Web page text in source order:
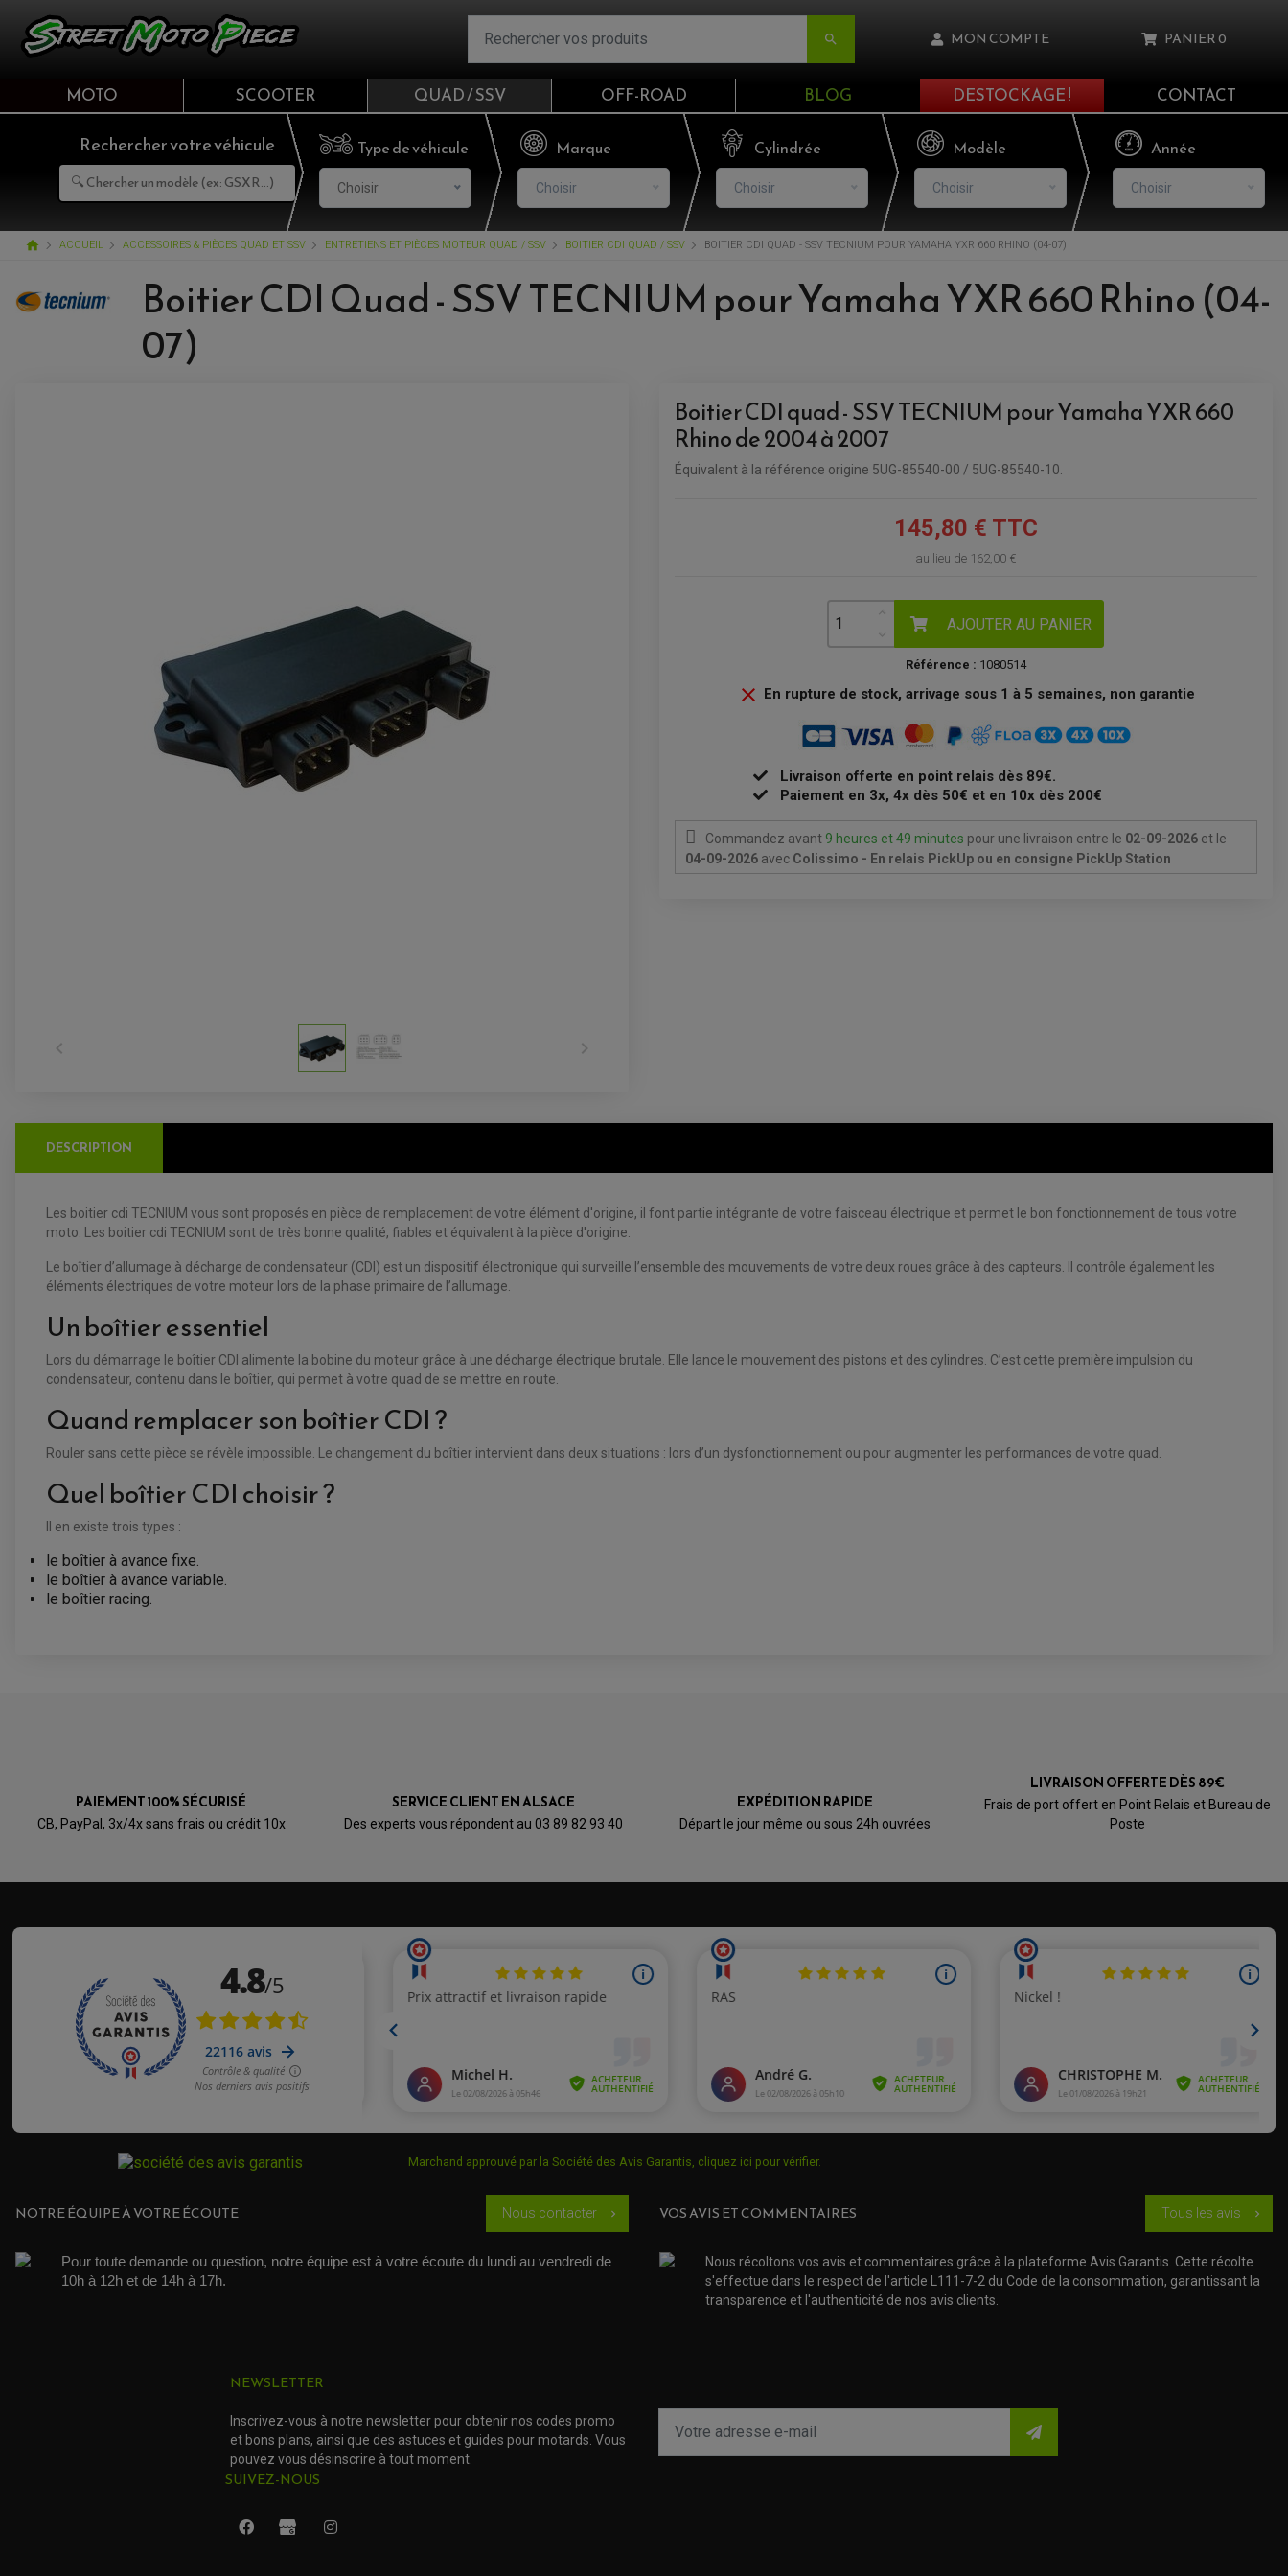
 MON COMPTE
Email
Mot de passe
CONNEXION
PANIER0
Il n'y a aucun produit dans votre panier
VOIR LE PANIER
MOTO SCOOTER QUAD / SSV OFF-ROAD BLOG DESTOCKAGE ! CONTACT
Rechercher votre véhicule Type de véhicule
Choisir
Marque
Choisir
Cylindrée
Choisir
Modèle
Choisir
Année
Choisir
home ACCUEIL ACCESSOIRES & PIÈCES QUAD ET SSV ENTRETIENS ET PIÈCES MOTEUR QUAD / SSV BOITIER CDI QUAD / SSV BOITIER CDI QUAD - SSV TECNIUM POUR YAMAHA YXR 660 RHINO (04-07)
Boitier CDI Quad - SSV TECNIUM pour Yamaha YXR 660 Rhino (04-
07)
 
Boitier CDI quad - SSV TECNIUM pour Yamaha YXR 660
Rhino de 2004 à 2007
Équivalent à la référence origine 5UG-85540-00 / 5UG-85540-10.
145,80 € TTC
au lieu de 162,00 €
AJOUTER AU PANIER
Référence : 1080514
 En rupture de stock, arrivage sous 1 à 5 semaines, non garantie
Livraison offerte en point relais dès 89€.
Paiement en 3x, 4x dès 50€ et en 10x dès 200€
Commandez avant 9 heures et 49 minutes pour une livraison entre le 02-09-2026 et le
04-09-2026 avec Colissimo - En relais PickUp ou en consigne PickUp Station
DESCRIPTION
Les boitier cdi TECNIUM vous sont proposés en pièce de remplacement de votre élément d'origine, il font partie intégrante de votre faisceau électrique et permet le bon fonctionnement de tous votre
moto. Les boitier cdi TECNIUM sont de très bonne qualité, fiables et équivalent à la pièce d'origine.
Le boîtier d’allumage à décharge de condensateur (CDI) est un dispositif électronique qui surveille l’ensemble des mouvements de votre deux roues grâce à des capteurs. Il contrôle également les
éléments électriques de votre moteur lors de la phase primaire de l’allumage.
Un boîtier essentiel
Lors du démarrage le boîtier CDI alimente la bobine du moteur grâce à une décharge électrique brutale. Elle lance le mouvement des pistons et des cylindres. C’est cette première impulsion du
condensateur, contenu dans le boîtier, qui permet à votre quad de se mettre en route.
Quand remplacer son boîtier CDI ?
Rouler sans cette pièce se révèle impossible. Le changement du boîtier intervient dans deux situations : lors d’un dysfonctionnement ou pour augmenter les performances de votre quad.
Quel boîtier CDI choisir ?
Il en existe trois types :
le boîtier à avance fixe.
le boîtier à avance variable.
le boîtier racing.
PAIEMENT 100% SÉCURISÉ
CB, PayPal, 3x/4x sans frais ou crédit 10x
SERVICE CLIENT EN ALSACE
Des experts vous répondent au 03 89 82 93 40
EXPÉDITION RAPIDE
Départ le jour même ou sous 24h ouvrées
LIVRAISON OFFERTE DÈS 89€
Frais de port offert en Point Relais et Bureau de
Poste
Marchand approuvé par la Société des Avis Garantis, cliquez ici pour vérifier.
NOTRE ÉQUIPE À VOTRE ÉCOUTE Nous contacter chevron_right
Pour toute demande ou question, notre équipe est à votre écoute du lundi au vendredi de
10h à 12h et de 14h à 17h.
VOS AVIS ET COMMENTAIRES Tous les avis chevron_right
Nous récoltons vos avis et commentaires grâce à la plateforme Avis Garantis. Cette récolte
s'effectue dans le respect de l'article L111-7-2 du Code de la consommation, garantissant la
transparence et l'authenticité de nos avis clients.
NEWSLETTER
Inscrivez-vous à notre newsletter pour obtenir nos codes promo
et bons plans, ainsi que des astuces et guides pour motards. Vous
pouvez vous désinscrire à tout moment.
SUIVEZ-NOUS